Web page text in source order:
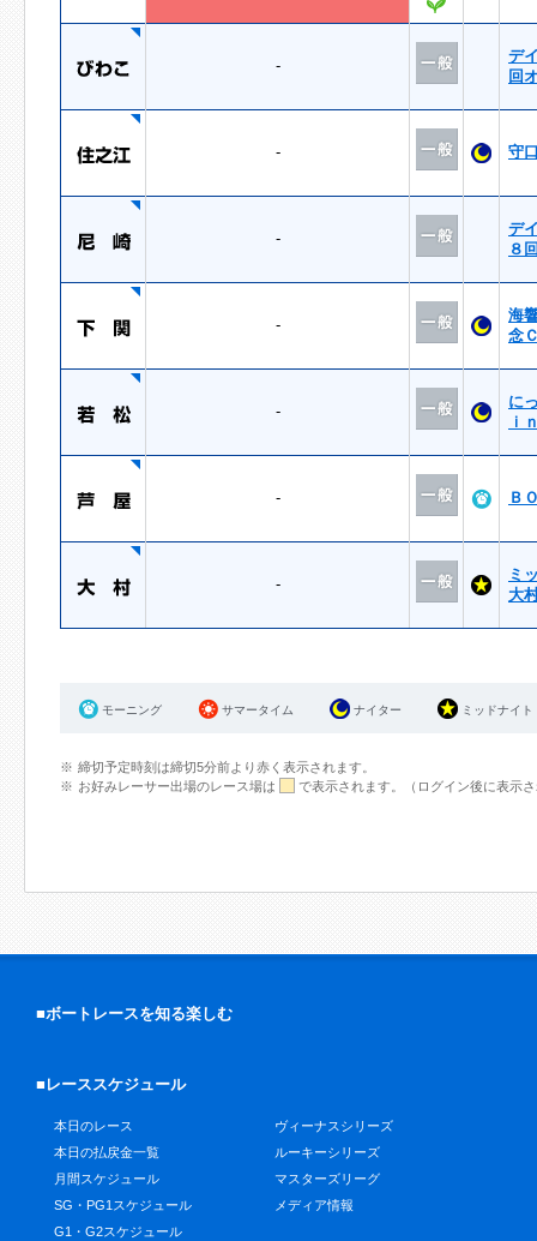
-
デ
回
- 守
-
デ
８
-
海
念
-
に
ｉ
- Ｂ
-
ミ
大
モーニング サマータイム ナイター ミッドナイト
締切予定時刻は締切5分前より赤く表示されます。
お好みレーサー出場のレース場は
で表示されます。（ログイン後に表示
■ボートレースを知る楽しむ
■レーススケジュール
本日のレース
本日の払戻金一覧
月間スケジュール
SG・PG1スケジュール
G1・G2スケジュール
ヴィーナスシリーズ
ルーキーシリーズ
マスターズリーグ
メディア情報